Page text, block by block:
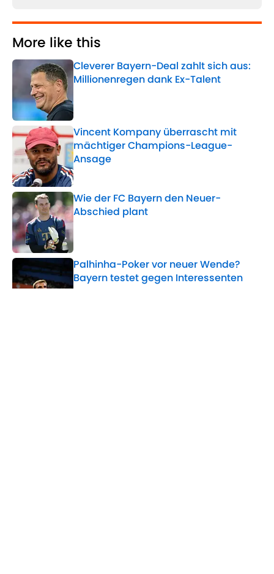
More like this
Cleverer Bayern-Deal zahlt sich aus:
Millionenregen dank Ex-Talent
Vincent Kompany überrascht mit
mächtiger Champions-League-
Ansage
Published by on Invalid Date
Wie der FC Bayern den Neuer-
Abschied plant
Published by on Invalid Date
Palhinha-Poker vor neuer Wende?
Bayern testet gegen Interessenten
Published by on Invalid Date